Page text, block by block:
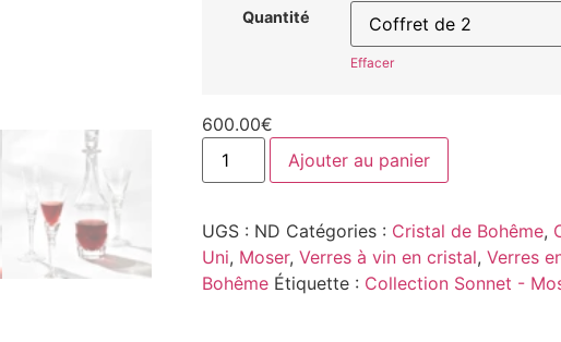
Quantité
Effacer
600.00€
Ajouter au panier
UGS : ND Catégories : Cristal de Bohême,
Uni, Moser, Verres à vin en cristal, Verres
Bohême Étiquette : Collection Sonnet -